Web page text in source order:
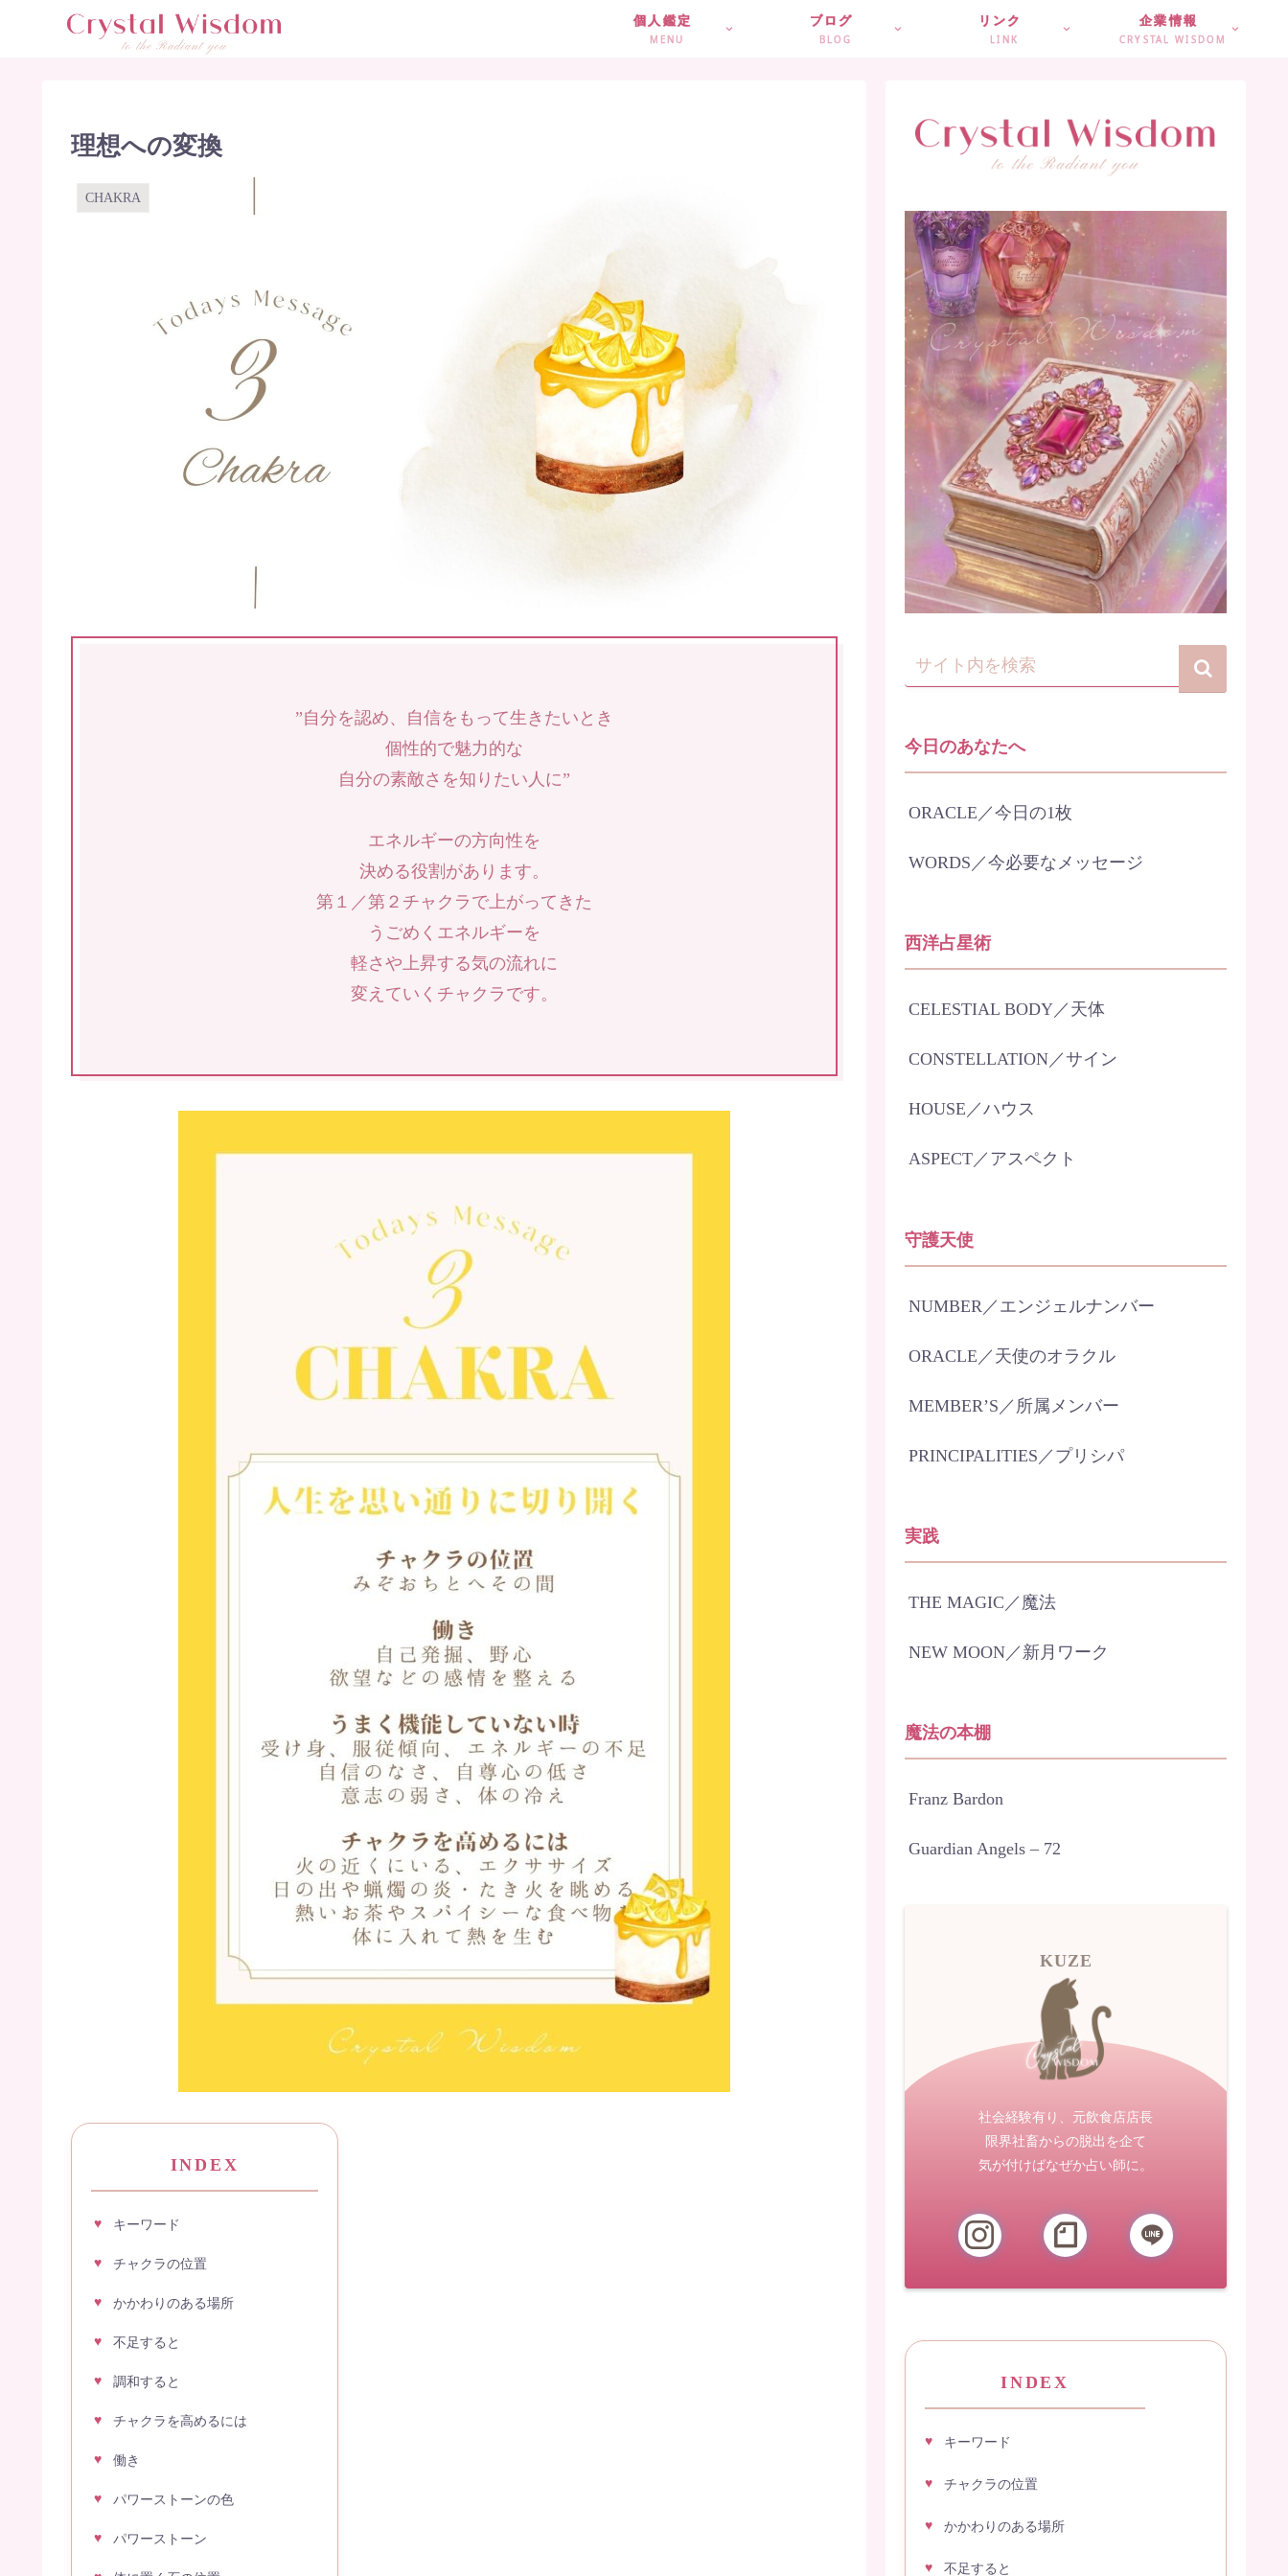
個人鑑定
MENU
ブログ
BLOG
リンク
LINK
企業情報
CRYSTAL WISDOM
理想への変換
CHAKRA
”自分を認め、自信をもって生きたいとき
個性的で魅力的な
自分の素敵さを知りたい人に”
エネルギーの方向性を
決める役割があります。
第１／第２チャクラで上がってきた
うごめくエネルギーを
軽さや上昇する気の流れに
変えていくチャクラです。
INDEX
キーワード
チャクラの位置
かかわりのある場所
不足すると
調和すると
チャクラを高めるには
働き
パワーストーンの色
パワーストーン
今日のあなたへ
ORACLE／今日の1枚
WORDS／今必要なメッセージ
西洋占星術
CELESTIAL BODY／天体
CONSTELLATION／サイン
HOUSE／ハウス
ASPECT／アスペクト
守護天使
NUMBER／エンジェルナンバー
ORACLE／天使のオラクル
MEMBER’S／所属メンバー
PRINCIPALITIES／プリシパ
実践
THE MAGIC／魔法
NEW MOON／新月ワーク
魔法の本棚
Franz Bardon
Guardian Angels – 72
KUZE
社会経験有り、元飲食店店長
限界社畜からの脱出を企て
気が付けばなぜか占い師に。
INDEX
キーワード
チャクラの位置
かかわりのある場所
不足すると